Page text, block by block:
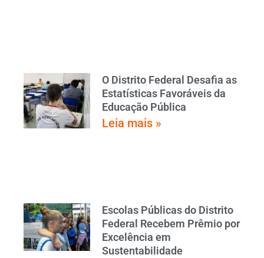
O Distrito Federal Desafia as
Estatísticas Favoráveis da
Educação Pública
Leia mais »
Escolas Públicas do Distrito
Federal Recebem Prêmio por
Excelência em
Sustentabilidade